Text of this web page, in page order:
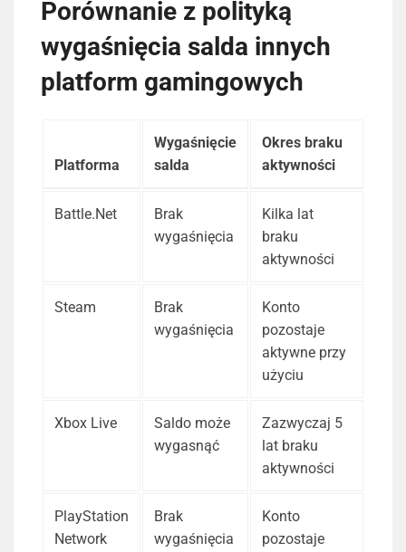
Porównanie z polityką
wygaśnięcia salda innych
platform gamingowych
Platforma
Wygaśnięcie
salda
Okres braku
aktywności
Battle.Net
Brak
wygaśnięcia
Kilka lat
braku
aktywności
Steam
Brak
wygaśnięcia
Konto
pozostaje
aktywne przy
użyciu
Xbox Live
Saldo może
wygasnąć
Zazwyczaj 5
lat braku
aktywności
PlayStation
Network
Brak
wygaśnięcia
Konto
pozostaje